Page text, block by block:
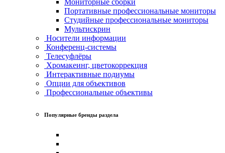
Мониторные сборки
Портативные профессиональные мониторы
Студийные профессиональные мониторы
Мультискрин
Носители информации
Конференц-системы
Телесуфлёры
Хромакеинг, цветокоррекция
Интерактивные подиумы
Опции для объективов
Профессиональные объективы
Популярные бренды раздела